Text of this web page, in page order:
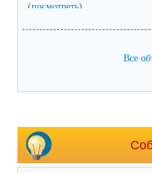
(посмотреть)
Все